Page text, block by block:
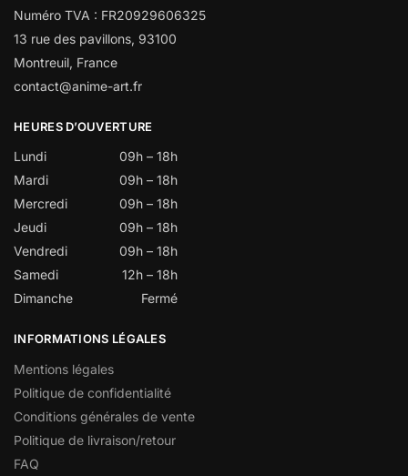
Numéro TVA : FR20929606325
13 rue des pavillons, 93100
Montreuil, France
contact@anime-art.fr
HEURES D’OUVERTURE
Lundi
09h – 18h
Mardi
09h – 18h
Mercredi
09h – 18h
Jeudi
09h – 18h
Vendredi
09h – 18h
Samedi
12h – 18h
Dimanche
Fermé
INFORMATIONS LÉGALES
Mentions légales
Politique de confidentialité
Conditions générales de vente
Politique de livraison/retour
FAQ